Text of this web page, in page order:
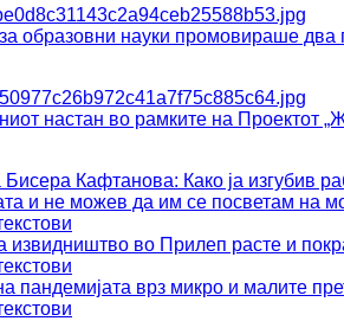
образовни науки промовираше два
настан во рамките на Проектот
и не можев да им се посветам на